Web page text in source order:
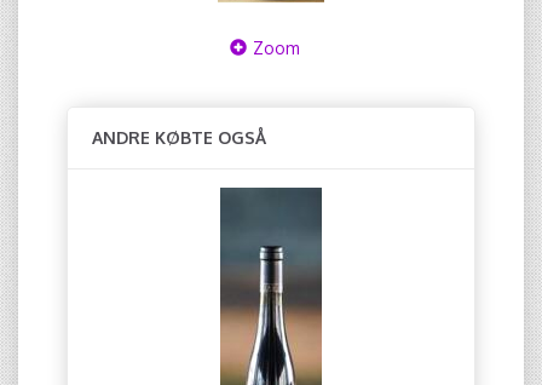
Zoom
ANDRE KØBTE OGSÅ